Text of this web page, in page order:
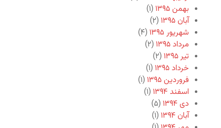
بهمن ۱۳۹۵
(۱)
آبان ۱۳۹۵
(۲)
شهریور ۱۳۹۵
(۴)
مرداد ۱۳۹۵
(۲)
تیر ۱۳۹۵
(۲)
خرداد ۱۳۹۵
(۱)
فروردین ۱۳۹۵
(۱)
اسفند ۱۳۹۴
(۱)
دی ۱۳۹۴
(۵)
آبان ۱۳۹۴
(۱)